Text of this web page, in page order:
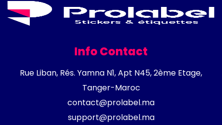
Info Contact
Rue Liban, Rés. Yamna N1, Apt N45, 2ème Etage,
Tanger-Maroc
contact@prolabel.ma
support@prolabel.ma